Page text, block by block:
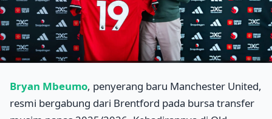
Bryan Mbeumo, penyerang baru Manchester United,
resmi bergabung dari Brentford pada bursa transfer